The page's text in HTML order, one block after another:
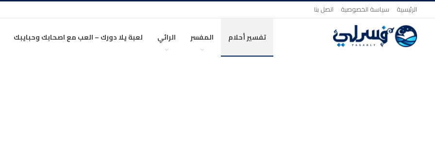
الرئيسية سياسة الخصوصية اتصل بنا
تفسير أحلام المفسر الرائي لعبة يلا دورك – العب مع اصحابك وحبايبك